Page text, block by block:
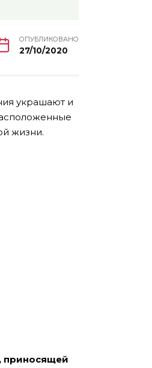
ОПУБЛИКОВАНО
27/10/2020
украшают и
жизни.
приносящей